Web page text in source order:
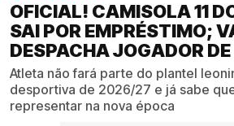
OFICIAL! CAMISOLA 11
SAI POR EMPRÉSTIMO;
DESPACHA JOGADOR
Atleta não fará parte do plantel
desportiva de 2026/27 e já sabe
representar na nova época